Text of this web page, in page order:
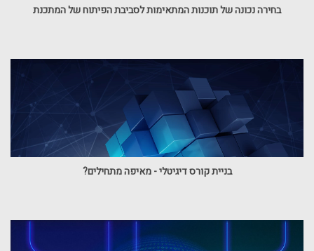
בחירה נכונה של תוכנות המתאימות לסביבת הפיתוח של המתכנת
בניית קורס דיגיטלי - מאיפה מתחילים?